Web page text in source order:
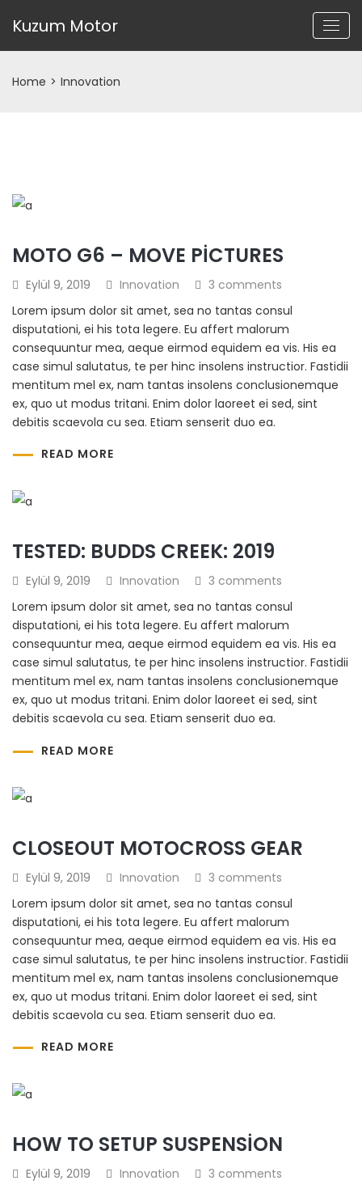
Kuzum Motor
Home > Innovation
MOTO G6 – MOVE PICTURES
Eylül 9, 2019 Innovation
3 comments
Lorem ipsum dolor sit amet, sea no tantas consul
disputationi, ei his tota legere. Eu affert malorum
consequuntur mea, aeque eirmod equidem ea vis. His ea
case simul salutatus, te per hinc insolens instructior. Fastidii
mentitum mel ex, nam tantas insolens conclusionemque
ex, quo ut modus tritani. Enim dolor laoreet ei sed, sint
debitis scaevola cu sea. Etiam senserit duo ea.
READ MORE
TESTED: BUDDS CREEK: 2019
Eylül 9, 2019 Innovation
3 comments
Lorem ipsum dolor sit amet, sea no tantas consul
disputationi, ei his tota legere. Eu affert malorum
consequuntur mea, aeque eirmod equidem ea vis. His ea
case simul salutatus, te per hinc insolens instructior. Fastidii
mentitum mel ex, nam tantas insolens conclusionemque
ex, quo ut modus tritani. Enim dolor laoreet ei sed, sint
debitis scaevola cu sea. Etiam senserit duo ea.
READ MORE
CLOSEOUT MOTOCROSS GEAR
Eylül 9, 2019 Innovation
3 comments
Lorem ipsum dolor sit amet, sea no tantas consul
disputationi, ei his tota legere. Eu affert malorum
consequuntur mea, aeque eirmod equidem ea vis. His ea
case simul salutatus, te per hinc insolens instructior. Fastidii
mentitum mel ex, nam tantas insolens conclusionemque
ex, quo ut modus tritani. Enim dolor laoreet ei sed, sint
debitis scaevola cu sea. Etiam senserit duo ea.
READ MORE
HOW TO SETUP SUSPENSION
Eylül 9, 2019 Innovation
3 comments